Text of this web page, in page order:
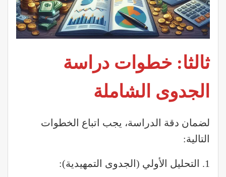
ثالثا: خطوات دراسة
الجدوى الشاملة
لضمان دقة الدراسة، يجب اتباع الخطوات
التالية:
1. التحليل الأولي (الجدوى التمهيدية):